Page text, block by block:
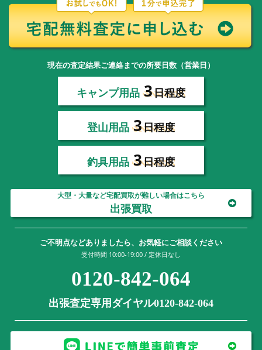
現在の査定結果ご連絡までの所要日数（営業日）
キャンプ用品 3日程度
登山用品 3日程度
釣具用品 3日程度
大型・大量など宅配買取が難しい場合はこちら
出張買取
ご不明点などありましたら、お気軽にご相談ください
受付時間 10:00-19:00 / 定休日なし
0120-842-064
出張査定専用ダイヤル0120-842-064